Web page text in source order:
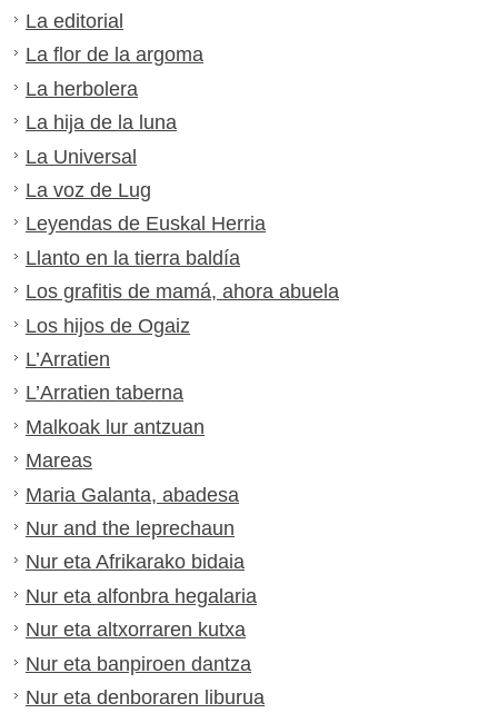
La editorial
La flor de la argoma
La herbolera
La hija de la luna
La Universal
La voz de Lug
Leyendas de Euskal Herria
Llanto en la tierra baldía
Los grafitis de mamá, ahora abuela
Los hijos de Ogaiz
L’Arratien
L’Arratien taberna
Malkoak lur antzuan
Mareas
Maria Galanta, abadesa
Nur and the leprechaun
Nur eta Afrikarako bidaia
Nur eta alfonbra hegalaria
Nur eta altxorraren kutxa
Nur eta banpiroen dantza
Nur eta denboraren liburua